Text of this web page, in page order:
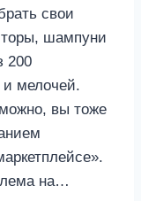
свои
шампуни
200
и мелочей.
вы тоже
на…